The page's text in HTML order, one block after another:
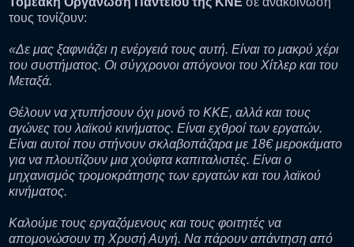
τους τονίζουν:
«Δε μας ξαφνιάζει η ενέργειά τους αυτή. Είναι το μακρύ χέρι
του συστήματος. Οι σύγχρονοι απόγονοι του Χίτλερ και του
Μεταξά.
Θέλουν να χτυπήσουν όχι μονό το ΚΚΕ, αλλά και τους
αγώνες του λαϊκού κινήματος. Είναι εχθροί των εργατών.
Είναι αυτοί που στήνουν σκλαβοπάζαρα με 18€ μεροκάματο
για να πλουτίζουν μια χούφτα καπιταλιστές. Είναι ο
μηχανισμός τρομοκράτησης των εργατών και του λαϊκού
κινήματος.
Καλούμε τους εργαζόμενους και τους φοιτητές να
απομονώσουν τη Χρυσή Αυγή. Να πάρουν απάντηση από